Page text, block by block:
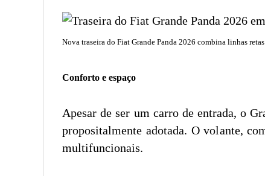
Nova traseira do Fiat Grande Panda 2026 combina linhas
Conforto e espaço
Apesar de ser um carro de entrada, o
propositalmente adotada. O volante,
multifuncionais.